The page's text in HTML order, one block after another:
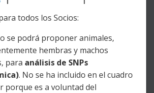
todos los Socios:
se podrá proponer animales,
hembras y machos
para análisis de SNPs
. No se ha incluido en el cuadro
porque es a voluntad del